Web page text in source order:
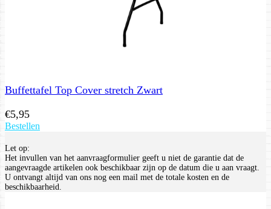
Buffettafel Top Cover stretch Zwart
€5,95
Bestellen
Let op:
Het invullen van het aanvraagformulier geeft u niet de garantie dat de
aangevraagde artikelen ook beschikbaar zijn op de datum die u aan vraagt.
U ontvangt altijd van ons nog een mail met de totale kosten en de
beschikbaarheid.